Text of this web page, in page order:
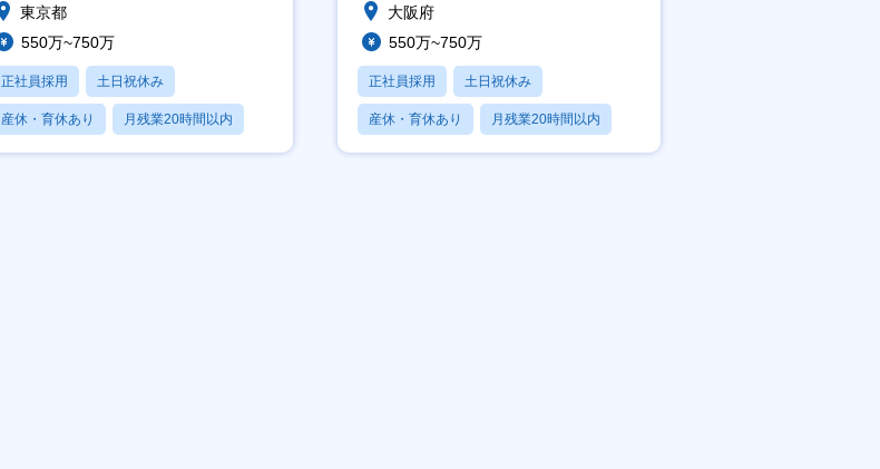
東京都
550万~750万
正社員採用 土日祝休み
産休・育休あり 月残業20時間以内
賞与あり
大阪府
550万~750万
正社員採用 土日祝休み
産休・育休あり 月残業20時間以内
賞与あり